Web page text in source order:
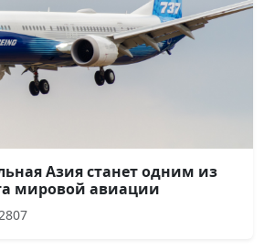
Азия станет одним из
мировой авиации